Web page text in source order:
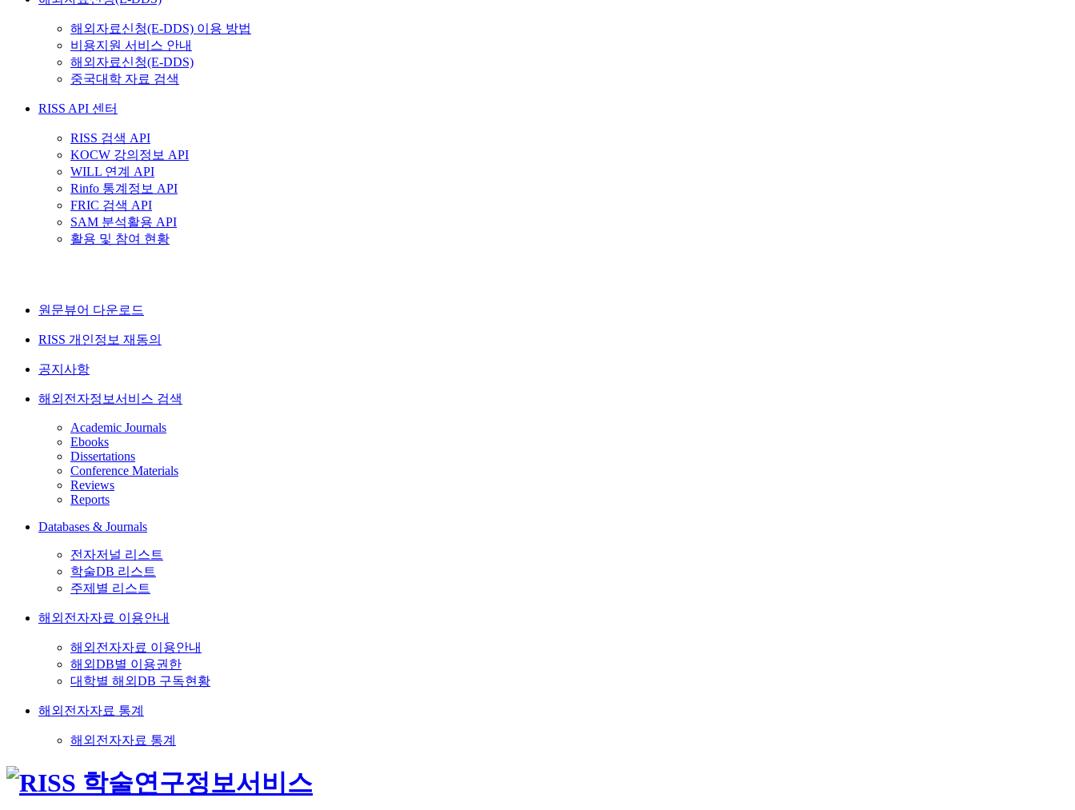
해외자료신청(E-DDS) 이용 방법
비용지원 서비스 안내
해외자료신청(E-DDS)
중국대학 자료 검색
RISS API 센터
RISS 검색 API
KOCW 강의정보 API
WILL 연계 API
Rinfo 통계정보 API
FRIC 검색 API
SAM 분석활용 API
활용 및 참여 현황
원문뷰어 다운로드
RISS 개인정보 재동의
공지사항
해외전자정보서비스 검색
Academic Journals
Ebooks
Dissertations
Conference Materials
Reviews
Reports
Databases & Journals
전자저널 리스트
학술DB 리스트
주제별 리스트
해외전자자료 이용안내
해외전자자료 이용안내
해외DB별 이용권한
대학별 해외DB 구독현황
해외전자자료 통계
해외전자자료 통계